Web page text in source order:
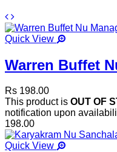
Quick View
Warren Buffet
Rs 198.00
This product is OUT OF
notification upon
198.00
Quick View